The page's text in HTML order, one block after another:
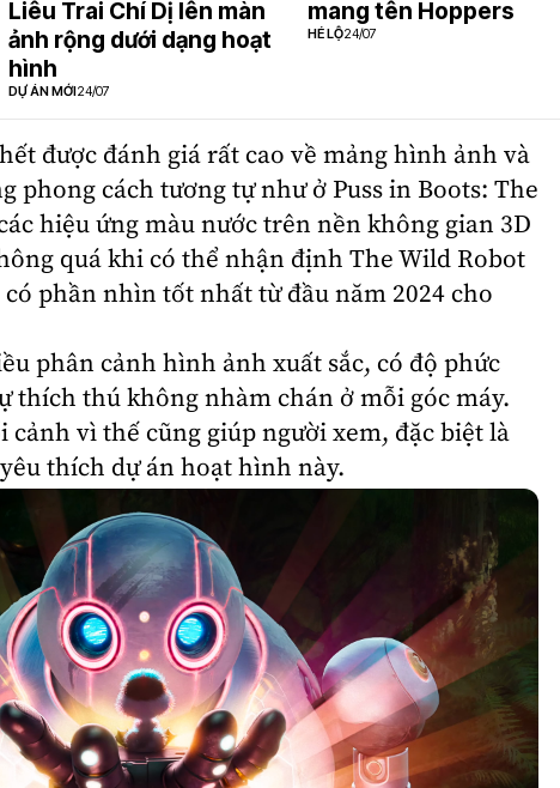
Liêu Trai Chí Dị lên màn
ảnh rộng dưới dạng hoạt
hình
DỰ ÁN MỚI24/07
mang tên Hoppers
HÉ LỘ24/07
được đánh giá rất cao về mảng hình ảnh và
phong cách tương tự như ở Puss in Boots: The
hiệu ứng màu nước trên nền không gian 3D
quá khi có thể nhận định The Wild Robot
phần nhìn tốt nhất từ đầu năm 2024 cho
phân cảnh hình ảnh xuất sắc, có độ phức
thích thú không nhàm chán ở mỗi góc máy.
cảnh vì thế cũng giúp người xem, đặc biệt là
thích dự án hoạt hình này.